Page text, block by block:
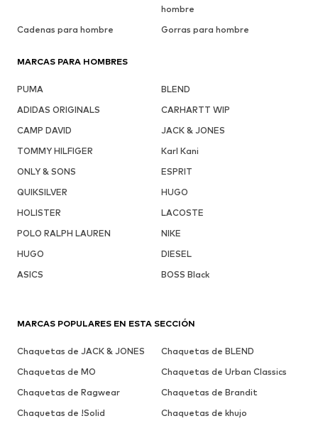
hombre
Cadenas para hombre
Gorras para hombre
MARCAS PARA HOMBRES
PUMA
BLEND
ADIDAS ORIGINALS
CARHARTT WIP
CAMP DAVID
JACK & JONES
TOMMY HILFIGER
Karl Kani
ONLY & SONS
ESPRIT
QUIKSILVER
HUGO
HOLISTER
LACOSTE
POLO RALPH LAUREN
NIKE
HUGO
DIESEL
ASICS
BOSS Black
MARCAS POPULARES EN ESTA SECCIÓN
Chaquetas de JACK & JONES
Chaquetas de BLEND
Chaquetas de MO
Chaquetas de Urban Classics
Chaquetas de Ragwear
Chaquetas de Brandit
Chaquetas de !Solid
Chaquetas de khujo